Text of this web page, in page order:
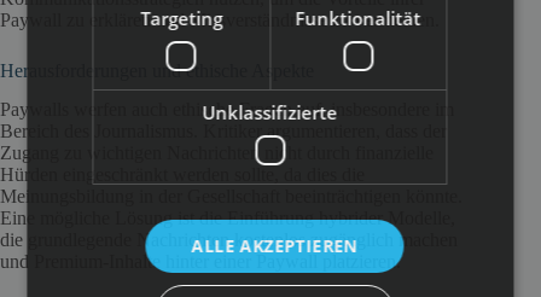
Paywall zu erklären und Missverständnisse zu vermeiden.
Herausforderungen und ethische Aspekte
Paywalls werfen auch ethische Fragen auf, insbesondere im
Bereich des Journalismus. Kritiker argumentieren, dass der
Zugang zu wichtigen Nachrichten nicht durch finanzielle
Hürden eingeschränkt werden sollte, da dies die
Meinungsbildung in der Gesellschaft beeinträchtigen könnte.
Eine mögliche Lösung ist die Einführung hybrider Modelle,
die grundlegende Nachrichten kostenlos zugänglich machen
und Premium-Inhalte hinter einer Paywall platzieren.
Targeting Funktionalität
Unklassifizierte
ALLE AKZEPTIEREN